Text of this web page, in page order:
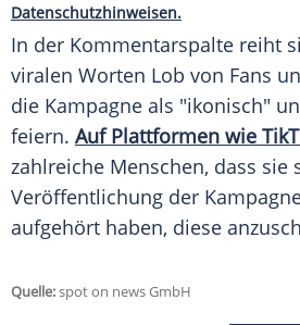
Datenschutzhinweisen.
In der Kommentarspalte reiht
viralen Worten Lob von Fans
die Kampagne als "ikonisch"
feiern. AufPlattformen wie
zahlreiche Menschen, dass sie
Veröffentlichung der
aufgehört haben, diese
Quelle:spot on news GmbH